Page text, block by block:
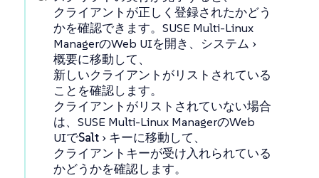
クライアントが正しく登録されたかどう
かを確認できます。SUSE Multi-Linux
ManagerのWeb UIを開き、 システム
概要に移動して、
新しいクライアントがリストされている
ことを確認します。
クライアントがリストされていない場合
は、SUSE Multi-Linux ManagerのWeb
UIでSalt キーに移動して、
クライアントキーが受け入れられている
かどうかを確認します。